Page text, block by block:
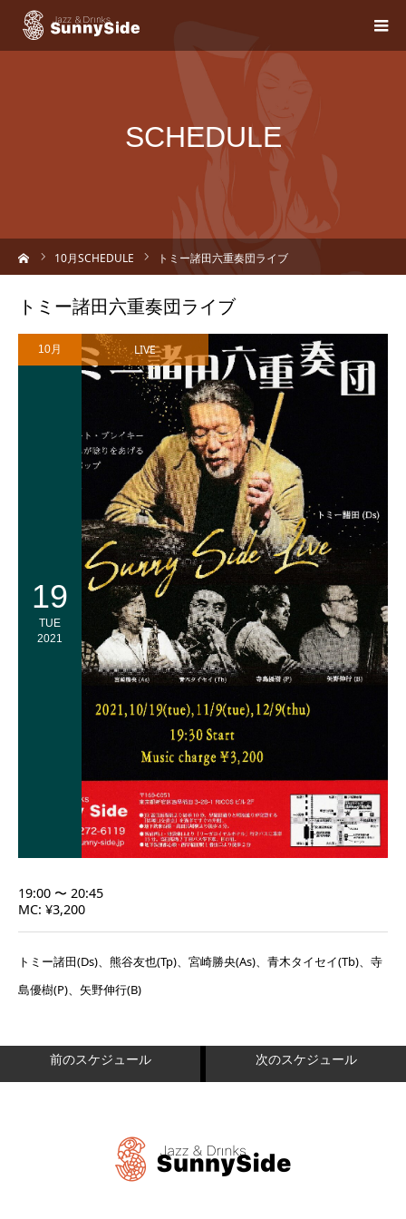
SCHEDULE
10月SCHEDULE トミー諸田六重奏団ライブ
トミー諸田六重奏団ライブ
10月
19
TUE
2021
LIVE
19:00 〜 20:45
MC: ¥3,200
トミー諸田(Ds)、熊谷友也(Tp)、宮崎勝央(As)、青木タイセイ(Tb)、寺
島優樹(P)、矢野伸行(B)
前のスケジュール 次のスケジュール